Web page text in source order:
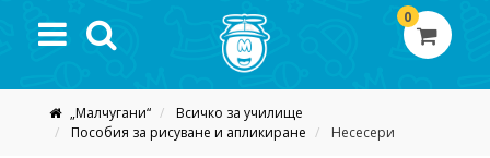
0
„Малчугани“
Всичко за училище
Пособия за рисуване и апликиране
Несесери